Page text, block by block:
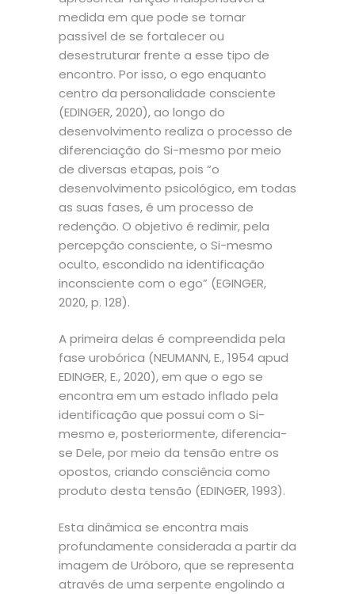
medida em que pode se tornar
passível de se fortalecer ou
desestruturar frente a esse tipo de
encontro. Por isso, o ego enquanto
centro da personalidade consciente
(EDINGER, 2020), ao longo do
desenvolvimento realiza o processo de
diferenciação do Si-mesmo por meio
de diversas etapas, pois “o
desenvolvimento psicológico, em todas
as suas fases, é um processo de
redenção. O objetivo é redimir, pela
percepção consciente, o Si-mesmo
oculto, escondido na identificação
inconsciente com o ego” (EGINGER,
2020, p. 128).
A primeira delas é compreendida pela
fase urobórica (NEUMANN, E., 1954 apud
EDINGER, E., 2020), em que o ego se
encontra em um estado inflado pela
identificação que possui com o Si-
mesmo e, posteriormente, diferencia-
se Dele, por meio da tensão entre os
opostos, criando consciência como
produto desta tensão (EDINGER, 1993).
Esta dinâmica se encontra mais
profundamente considerada a partir da
imagem de Uróboro, que se representa
através de uma serpente engolindo a